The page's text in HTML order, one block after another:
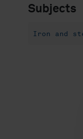
Subjects
Iron and